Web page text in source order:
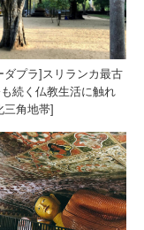
ダプラ]スリランカ最古
続く仏教生活に触れ
三角地帯]